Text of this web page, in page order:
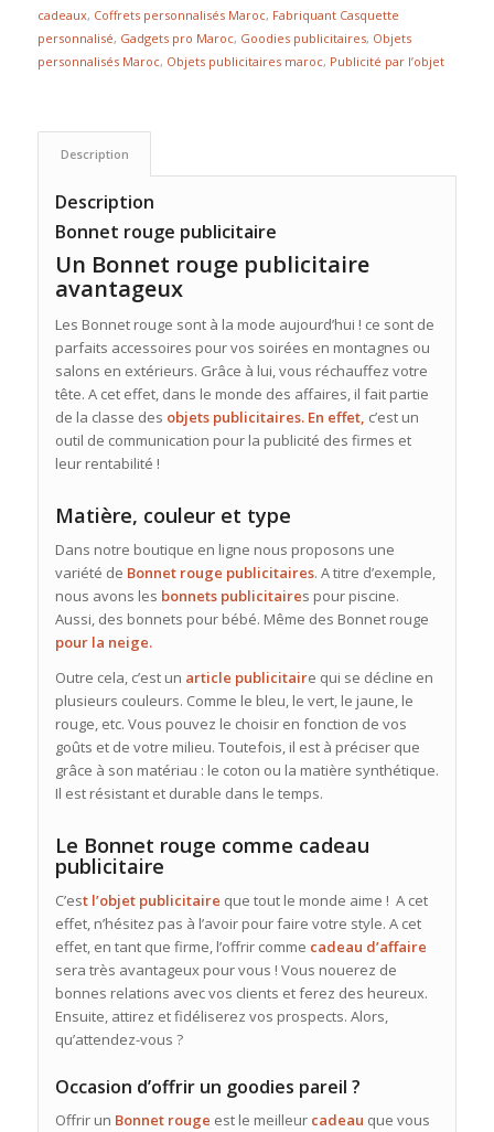
cadeaux, Coffrets personnalisés Maroc, Fabriquant Casquette
personnalisé, Gadgets pro Maroc, Goodies publicitaires, Objets
personnalisés Maroc, Objets publicitaires maroc, Publicité par l’objet
Description
Description
Bonnet rouge publicitaire
Un Bonnet rouge publicitaire
avantageux
Les Bonnet rouge sont à la mode aujourd’hui ! ce sont de
parfaits accessoires pour vos soirées en montagnes ou
salons en extérieurs. Grâce à lui, vous réchauffez votre
tête. A cet effet, dans le monde des affaires, il fait partie
de la classe des objets publicitaires. En effet, c’est un
outil de communication pour la publicité des firmes et
leur rentabilité !
Matière, couleur et type
Dans notre boutique en ligne nous proposons une
variété de Bonnet rouge publicitaires. A titre d’exemple,
nous avons les bonnets publicitaires pour piscine.
Aussi, des bonnets pour bébé. Même des Bonnet rouge
pour la neige.
Outre cela, c’est un article publicitaire qui se décline en
plusieurs couleurs. Comme le bleu, le vert, le jaune, le
rouge, etc. Vous pouvez le choisir en fonction de vos
goûts et de votre milieu. Toutefois, il est à préciser que
grâce à son matériau : le coton ou la matière synthétique.
Il est résistant et durable dans le temps.
Le Bonnet rouge comme cadeau
publicitaire
C’est l’objet publicitaire que tout le monde aime ! A cet
effet, n’hésitez pas à l’avoir pour faire votre style. A cet
effet, en tant que firme, l’offrir comme cadeau d’affaire
sera très avantageux pour vous ! Vous nouerez de
bonnes relations avec vos clients et ferez des heureux.
Ensuite, attirez et fidéliserez vos prospects. Alors,
qu’attendez-vous ?
Occasion d’offrir un goodies pareil ?
Offrir un Bonnet rouge est le meilleur cadeau que vous